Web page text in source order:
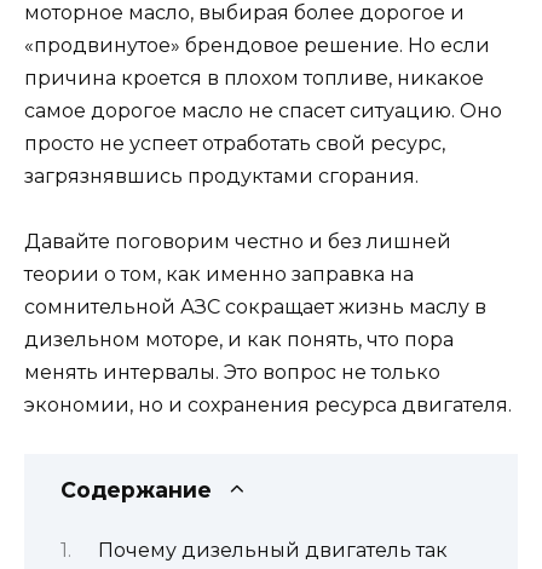
моторное масло, выбирая более дорогое и
«продвинутое» брендовое решение. Но если
причина кроется в плохом топливе, никакое
самое дорогое масло не спасет ситуацию. Оно
просто не успеет отработать свой ресурс,
загрязнявшись продуктами сгорания.
Давайте поговорим честно и без лишней
теории о том, как именно заправка на
сомнительной АЗС сокращает жизнь маслу в
дизельном моторе, и как понять, что пора
менять интервалы. Это вопрос не только
экономии, но и сохранения ресурса двигателя.
Содержание
Почему дизельный двигатель так